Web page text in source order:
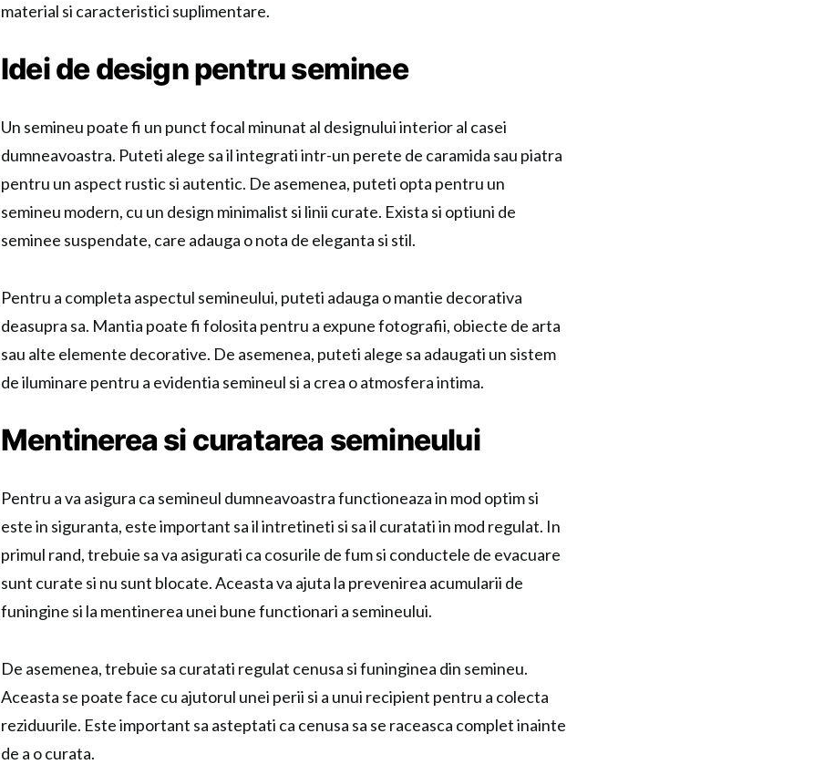
material si caracteristici suplimentare.
Idei de design pentru seminee
Un semineu poate fi un punct focal minunat al designului interior al casei
dumneavoastra. Puteti alege sa il integrati intr-un perete de caramida sau piatra
pentru un aspect rustic si autentic. De asemenea, puteti opta pentru un
semineu modern, cu un design minimalist si linii curate. Exista si optiuni de
seminee suspendate, care adauga o nota de eleganta si stil.
Pentru a completa aspectul semineului, puteti adauga o mantie decorativa
deasupra sa. Mantia poate fi folosita pentru a expune fotografii, obiecte de arta
sau alte elemente decorative. De asemenea, puteti alege sa adaugati un sistem
de iluminare pentru a evidentia semineul si a crea o atmosfera intima.
Mentinerea si curatarea semineului
Pentru a va asigura ca semineul dumneavoastra functioneaza in mod optim si
este in siguranta, este important sa il intretineti si sa il curatati in mod regulat. In
primul rand, trebuie sa va asigurati ca cosurile de fum si conductele de evacuare
sunt curate si nu sunt blocate. Aceasta va ajuta la prevenirea acumularii de
funingine si la mentinerea unei bune functionari a semineului.
De asemenea, trebuie sa curatati regulat cenusa si funinginea din semineu.
Aceasta se poate face cu ajutorul unei perii si a unui recipient pentru a colecta
reziduurile. Este important sa asteptati ca cenusa sa se raceasca complet inainte
de a o curata.